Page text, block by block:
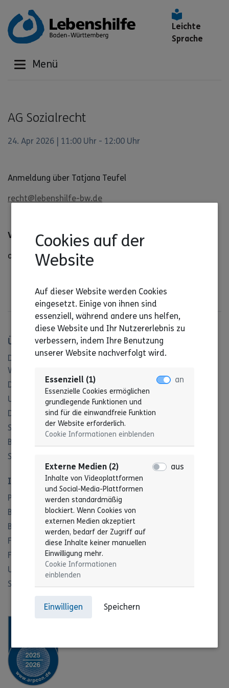
Leichte
Sprache
Menü
AG Sozialrecht
24. Apr 2026 | 11:00 Uhr - 12:00 Uhr
Anmeldung über Tatjana Teufel
recht@lebenshilfe-bw.de
Veranstaltungsort
online
Über uns
Das ist der Landesverband Lebenshilfe Baden-
Württemberg
Das ist die Geschäftsstelle
Unser Referat Freiwilligendienst
Das ist unser Beirat für Menschen mit Behinderung
Satzung
Beitragsordnung
Struktur des Verbandes
Informationen
Projekte
Blog
Büro für Leichte Sprache
Fachbereich Recht
Fachbereich Offene Hilfen
Unser Leitbild
Stiftung
Cookies auf der
Website
Auf dieser Website werden Cookies
eingesetzt. Einige von ihnen sind
essenziell, während andere uns helfen,
diese Website und Ihr Nutzererlebnis zu
verbessern, indem Ihre Benutzung
unserer Website nachverfolgt wird.
Essenziell (1)
Essenzielle Cookies ermöglichen
grundlegende Funktionen und
sind für die einwandfreie Funktion
der Website erforderlich.
Cookie Informationen einblenden
an
Externe Medien (2)
Inhalte von Videoplattformen
und Social-Media-Plattformen
werden standardmäßig
blockiert. Wenn Cookies von
externen Medien akzeptiert
werden, bedarf der Zugriff auf
diese Inhalte keiner manuellen
Einwilligung mehr.
Cookie Informationen
einblenden
aus
Einwilligen Speichern